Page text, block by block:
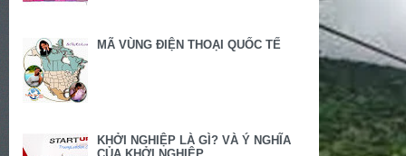
MÃ VÙNG ĐIỆN THOẠI QUỐC TẾ
KHỞI NGHIỆP LÀ GÌ? VÀ Ý NGHĨA